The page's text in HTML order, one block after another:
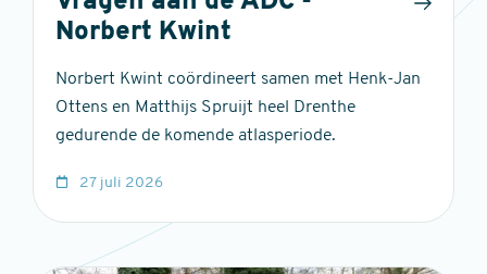
Norbert Kwint
Norbert Kwint coördineert samen met Henk-Jan
Ottens en Matthijs Spruijt heel Drenthe
gedurende de komende atlasperiode.
27 juli 2026